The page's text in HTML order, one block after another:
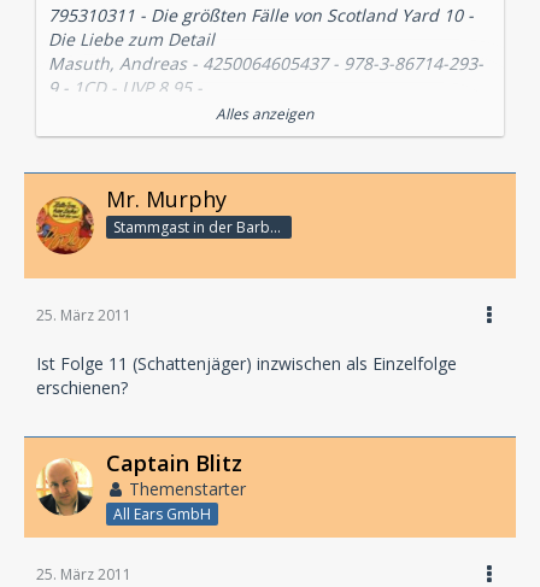
795310311 - Die größten Fälle von Scotland Yard 10 -
Die Liebe zum Detail
Masuth, Andreas - 4250064605437 - 978-3-86714-293-
9 - 1CD - UVP 8,95 -
der Südküste. Besser gesagt, bei einer ehemaligen
Kollegin. Doch hätte man ihm vorher gesagt, dass
selbst in einem Ort wie Brixham so perfide
Verbrechen verübt werden, er wäre sicher in London
Der Brand in einer alten Villa scheint schnell
aufgeklärt. Und das Opfer, ein alter Mann, bereits
ad acta gelegt. Da fallen Maynard kleine Details auf,
die in ihm ernste Zweifel am Tathergang wecken.
Brand gegeben haben könnte...
Sprecher:
Robin Maynard: Dietmar Wunder
Alles anzeigen
Mr. Murphy
Stammgast in der Barbarabar
25. März 2011
Ist Folge 11 (Schattenjäger) inzwischen als Einzelfolge
erschienen?
Captain Blitz
Themenstarter
All Ears GmbH
25. März 2011